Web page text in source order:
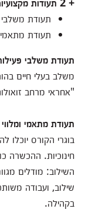
תעודת משלבי
תעודת מתאמי
תעודת משלבי
משלב בעלי חיים
"אחראי מרחב
תעודת מתאמי
בוגרי הקורס יוכלו
חינוכיות. ההכשרה
השילוב: מודלים
שילוב, ועבודה
בקהילה.